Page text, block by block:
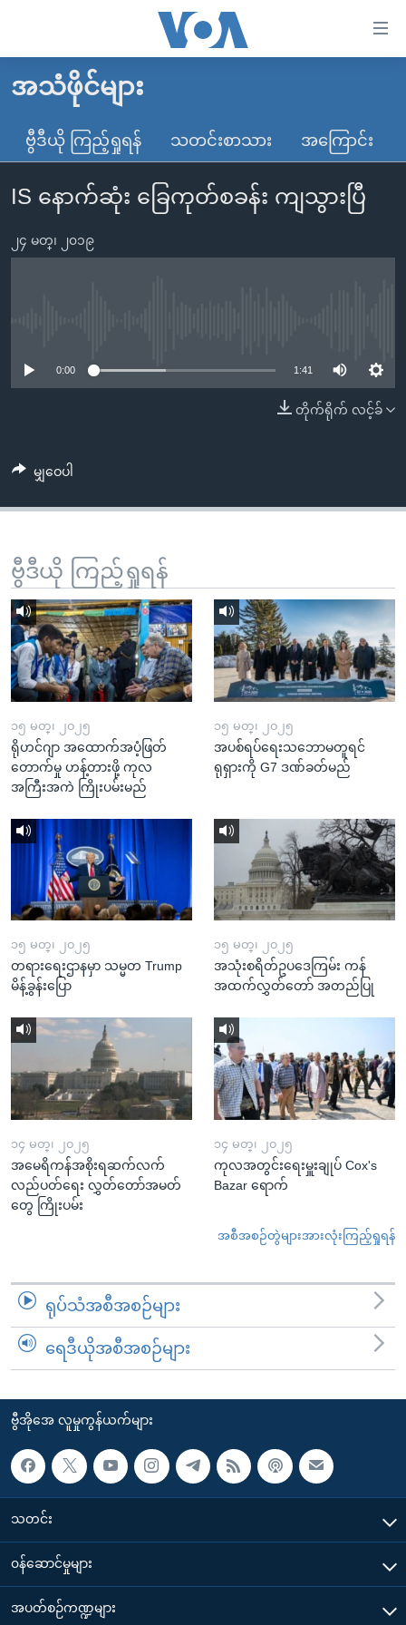
လွယ်ကူ
သည့်
များ
ပင်မ
ပင်မ
စာမျက်နှာ
ကျော်
ရန်
ရှာဖွေ
ရန်
နေရာ
သို့
ကျော်
ရန်
မူလစာမျက်နှာ
မြန်မာ
ကမ္ဘာ့သတင်းများ
နိုင်ငံတကာ
တရုတ်
ဗွီဒီယို
ရပ်ဝန်းတခု လမ်းတခု အလွန်
ရုပ်ရှင်ထဲက အင်္ဂလိပ်စာ
တီဗွီ
ရေဒီယို/တီဗွီအစီအစဉ်
ဗွီအိုအေ လူမှုကွန်ယက်များ
ဘာသာစကားများ
အသံဖိုင်များ
ဗွီဒီယို ကြည့်ရှုရန် သတင်းစာသား အကြောင်း
IS နောက်ဆုံး ခြေကုတ်စခန်း ကျသွားပြီ
၂၄ မတ္၊ ၂၀၁၉
0:00 1:41
တိုက်ရိုက် လင့်ခ်
မျှဝေပါ
ဗွီဒီယို ကြည့်ရှုရန်
၁၅ မတ္၊ ၂၀၂၅
ရိုဟင်ဂျာ အထောက်အပံ့ဖြတ်
တောက်မှု ဟန့်တားဖို့ ကုလ
အကြီးအကဲ ကြိုးပမ်းမည်
၁၅ မတ္၊ ၂၀၂၅
အပစ်ရပ်ရေးသဘောမတူရင်
ရုရှားကို G7 ဒဏ်ခတ်မည်
၁၅ မတ္၊ ၂၀၂၅
တရားရေးဌာနမှာ သမ္မတ Trump
မိန့်ခွန်းပြော
၁၅ မတ္၊ ၂၀၂၅
အသုံးစရိတ်ဥပဒေကြမ်း ကန်
အထက်လွှတ်တော် အတည်ပြု
၁၄ မတ္၊ ၂၀၂၅
အမေရိကန်အစိုးရဆက်လက်
လည်ပတ်ရေး လွှတ်တော်အမတ်
တွေ ကြိုးပမ်း
၁၄ မတ္၊ ၂၀၂၅
ကုလအတွင်းရေးမှူးချုပ် Cox's
Bazar ရောက်
အစီအစဉ်တွဲများအားလုံးကြည့်ရှုရန်
ရုပ်သံအစီအစဉ်များ
ရေဒီယိုအစီအစဉ်များ
ဗွီအိုအေ လူမှုကွန်ယက်များ
သတင်း
၀န်ဆောင်မှုများ
အပတ်စဉ်ကဏ္ဍများ